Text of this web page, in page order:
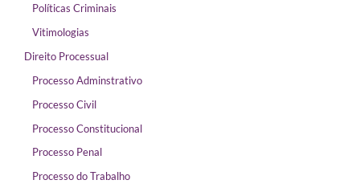
Políticas Criminais
Vitimologias
Direito Processual
Processo Adminstrativo
Processo Civil
Processo Constitucional
Processo Penal
Processo do Trabalho